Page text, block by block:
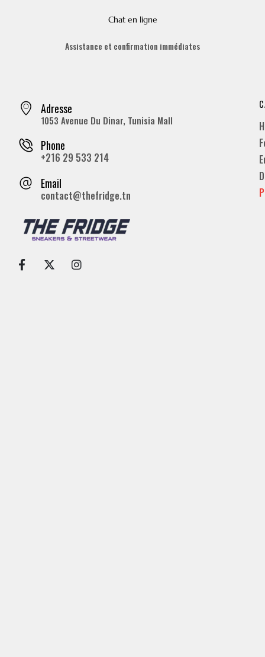
Chat en ligne
Assistance et confirmation immédiates
Adresse
1053 Avenue Du Dinar, Tunisia Mall
Phone
+216 29 533 214
Email
contact@thefridge.tn